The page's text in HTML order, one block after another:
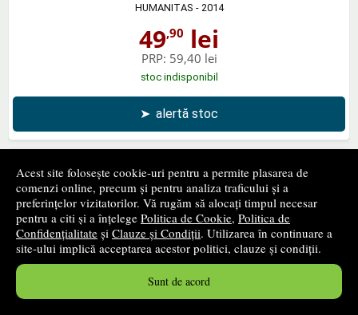
Acest site folosește cookie-uri pentru a permite plasarea de
comenzi online, precum și pentru analiza traficului și a
preferințelor vizitatorilor. Vă rugăm să alocați timpul necesar
pentru a citi și a înțelege Politica de Cookie, Politica de
Confidențialitate și Clauze și Condiții. Utilizarea în continuare a
site-ului implică acceptarea acestor politici, clauze și condiții.
Sunt de acord
HUMANITAS - 2014
49,90 lei
PRP: 59,40 lei
stoc indisponibil
➤ alertă stoc
Iubire tradata, Volumul 1 (Colectia TORENTE)
ORIZONTURI- 2014
19,35lei
PRP: 22,50 lei